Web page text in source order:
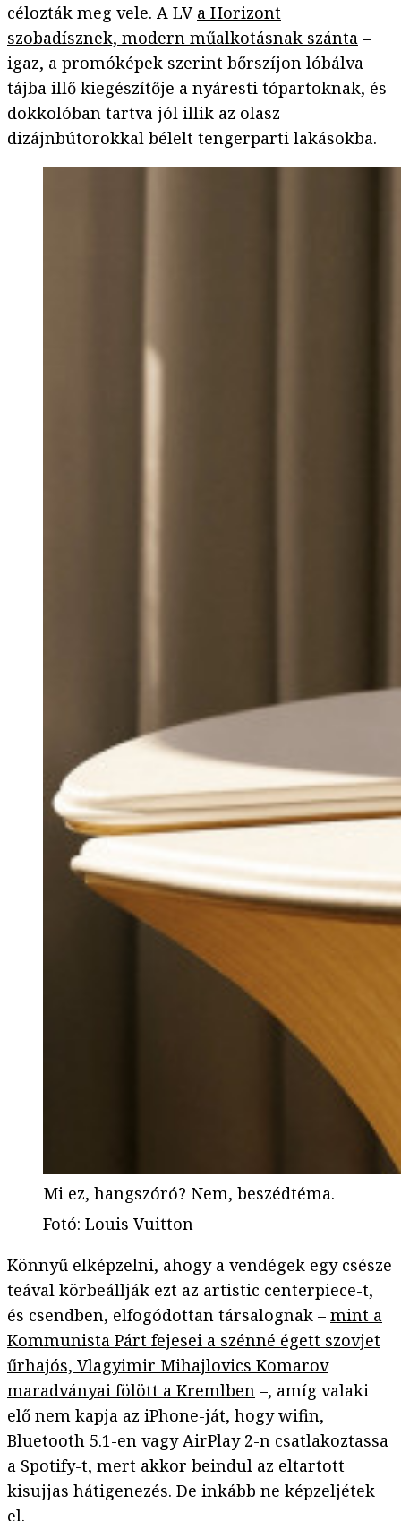
célozták meg vele. A LV a Horizont
szobadísznek, modern műalkotásnak szánta –
igaz, a promóképek szerint bőrszíjon lóbálva
tájba illő kiegészítője a nyáresti tópartoknak, és
dokkolóban tartva jól illik az olasz
dizájnbútorokkal bélelt tengerparti lakásokba.
Mi ez, hangszóró? Nem, beszédtéma.
Fotó: Louis Vuitton
Könnyű elképzelni, ahogy a vendégek egy csésze
teával körbeállják ezt az artistic centerpiece-t,
és csendben, elfogódottan társalognak – mint a
Kommunista Párt fejesei a szénné égett szovjet
űrhajós, Vlagyimir Mihajlovics Komarov
maradványai fölött a Kremlben –, amíg valaki
elő nem kapja az iPhone-ját, hogy wifin,
Bluetooth 5.1-en vagy AirPlay 2-n csatlakoztassa
a Spotify-t, mert akkor beindul az eltartott
kisujjas hátigenezés. De inkább ne képzeljétek
el.